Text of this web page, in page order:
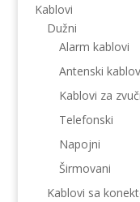
Kablovi
Dužni
Alarm kablovi
Antenski
Kablovi za
Telefonski
Napojni
Širmovani
Kablovi sa